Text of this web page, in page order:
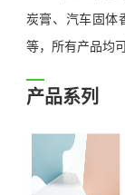
炭膏、汽车固体
等，所有产品均
产品系列